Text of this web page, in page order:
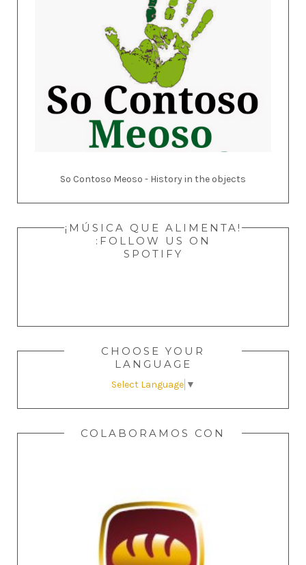
So Contoso Meoso - History in the objects
¡MÚSICA QUE ALIMENTA!
:FOLLOW US ON
SPOTIFY
CHOOSE YOUR
LANGUAGE
Select Language ▼
COLABORAMOS CON